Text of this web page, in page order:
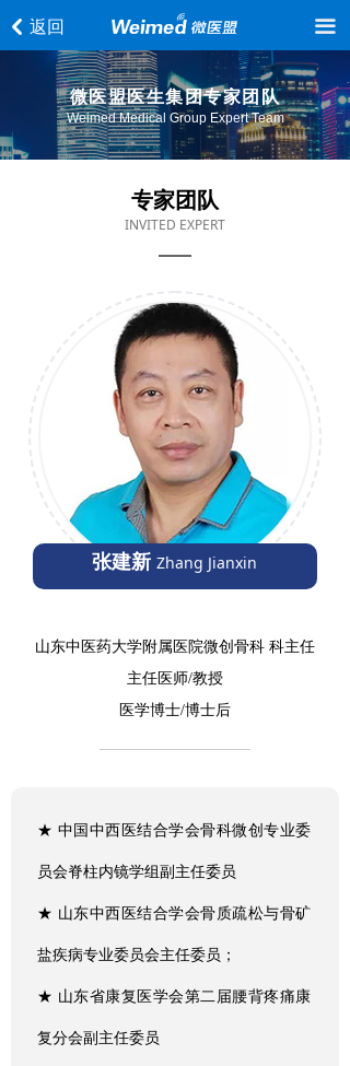
낒 返回
Weimed Medical Group Expert Team
微医盟医生集团专家团队
끀
首页
关于我们
专家团队
产品服务
张建新 Zhang Jianxin
INVITED EXPERT
专家团队
★ 中国中西医结合学会骨科微创专业委
员会脊柱内镜学组副主任委员
★ 山东中西医结合学会骨质疏松与骨矿
盐疾病专业委员会主任委员；
★ 山东省康复医学会第二届腰背疼痛康
复分会副主任委员
山东中医药大学附属医院微创骨科 科主任
主任医师/教授
医学博士/博士后